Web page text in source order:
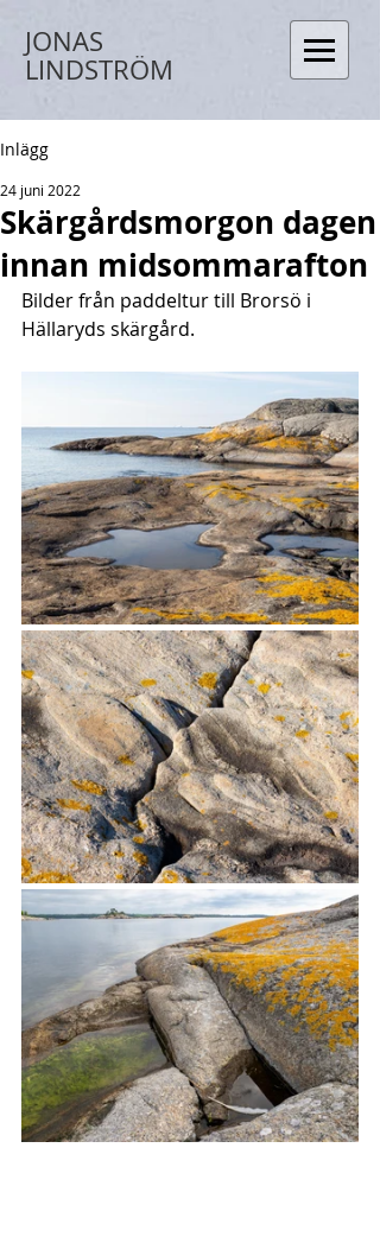
JONAS
LINDSTRÖM
Inlägg
Skärgårdsmorgon dagen
innan midsommarafton
24 juni 2022
Bilder från paddeltur till Brorsö i
Hällaryds skärgård.